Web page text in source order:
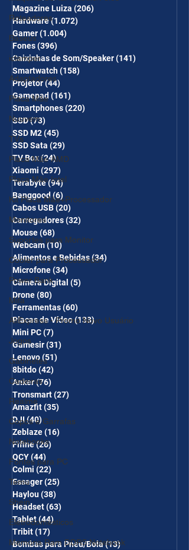
Roteadores
Baseus
iclamper
Adaptadores
Placa Mãe
Nuuvem
TVs
Placa Mãe AMD
Placa Mãe Intel
Kit Placa Mãe+Processador
Monitores
Suportes para Monitor
Cooler para Processador
Power Bank
Mifa
AliExpress - Promo Novo Usuário
Jogos
Gabinetes
Cadeiras
Realme
Copos e Garrafas
Notebooks
Fontes para PC
Temu
Shein
Eletrodomésticos
Memória Ram DDR5 Notebook
Magazine Luiza (206)
Hardware(1.072)
Gamer(1.004)
Fones(396)
Caixinhas de Som/Speaker(141)
Smartwatch(158)
Projetor(44)
Gamepad (161)
Smartphones(220)
SSD(73)
SSD M2(45)
SSD Sata (29)
TV Box(24)24 posts
Xiaomi (297)
Terabyte(94)94 posts
Banggood (6) 6 posts
Cabos USB(20)
Carregadores(32)
Mouse(68)
Webcam(10) 10 posts
Alimentos e Bebidas(34)
Microfone(34)
Câmera Digital (5)
Drone(80)
Ferramentas(60)
Placas de Vídeo(133)133 posts
Mini PC(7)
Gamesir(31)
Lenovo(51)
8bitdo(42)
Anker(76)
Tronsmart(27)
Amazfit(35)
DJI (40)40 posts
Zeblaze(16)
Fifine(26)
QCY(44) 44 posts
Colmi (22)
Essager(25)
Haylou(38)
Headset(63)
Tablet(44)44 posts
Tribit(17)
Bombas para Pneu/Bola(13)13 posts